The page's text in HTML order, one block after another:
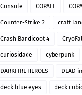
Console COPAFF
Counter-Strike 2 craft
Crash Bandicoot 4
curiosidade cyberpunk
DARKFIRE HEROES DEAD
deck blue eyes deck